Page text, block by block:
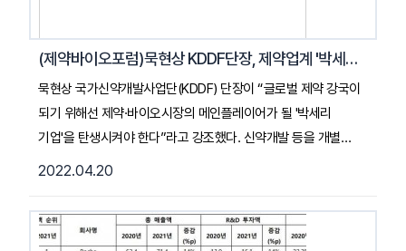
(제약바이오포럼)묵현상 KDDF단장, 제약업계 '박세리' 탄생위해 오픈이노베이션 구축해야
묵현상 국가신약개발사업단(KDDF) 단장이 “글로벌 제약 강국이
되기 위해선 제약·바이오시장의 메인플레이어가 될 '박세리
기업'을 탄생시켜야 한다”라고 강조했다. 신약개발 등을 개별
기업이 혼자 성장하기엔 한계가 있는 만큼, 오픈 이노베이션
국가신약개발사업단장은 20일 서울 여의도 콘래드호텔에서 열린
뉴스토마토 제1회 제약·바이오 포럼 <백신 허브 넘어 ‘글로벌
2022.04.20